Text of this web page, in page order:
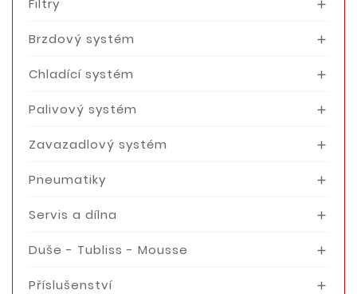

Brzdový systém 
Chladící systém 
Palivový systém 
Zavazadlový systém 
Pneumatiky 
Servis a dílna 
Duše - Tubliss - Mousse 
Příslušenství 